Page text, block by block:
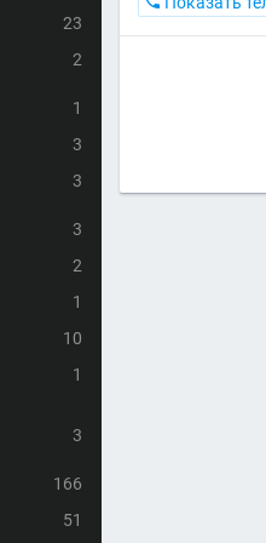
23
2
1
3
3
3
2
1
10
1
3
166
51